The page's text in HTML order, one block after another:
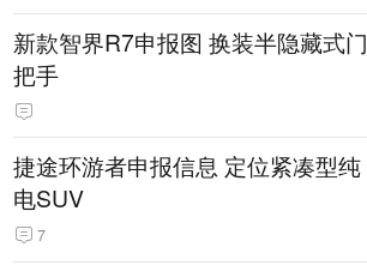
新款智界R7申报图 换装半隐藏式门
把手
捷途环游者申报信息 定位紧凑型纯
电SUV
7